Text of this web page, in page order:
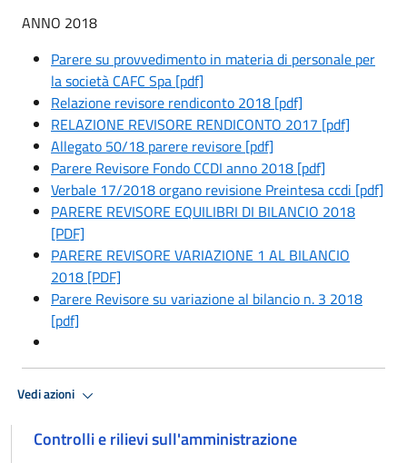
ANNO 2018
Parere su provvedimento in materia di personale per
la società CAFC Spa [pdf]
Relazione revisore rendiconto 2018 [pdf]
RELAZIONE REVISORE RENDICONTO 2017 [pdf]
Allegato 50/18 parere revisore [pdf]
Parere Revisore Fondo CCDI anno 2018 [pdf]
Verbale 17/2018 organo revisione Preintesa ccdi [pdf]
PARERE REVISORE EQUILIBRI DI BILANCIO 2018
[PDF]
PARERE REVISORE VARIAZIONE 1 AL BILANCIO
2018 [PDF]
Parere Revisore su variazione al bilancio n. 3 2018
[pdf]
Vedi azioni
Controlli e rilievi sull'amministrazione